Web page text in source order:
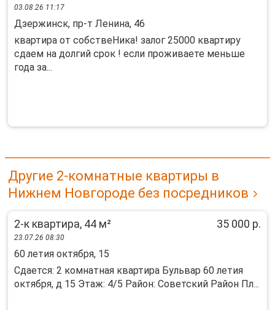
03.08.26 11:17
Дзержинск, пр-т Ленина, 46
квартира от собствеНика! залог 25000 квартиру
сдаем на долгий срок ! если проживаете меньше
года за...
Другие 2-комнатные квартиры в
Нижнем Новгороде без посредников
2-к квартира, 44 м² 35 000 р.
23.07.26 08:30
60 летия октября, 15
Сдается: 2 комнатная квартира Бульвар 60 летия
октября, д 15 Этаж: 4/5 Район: Советский Район Пл...